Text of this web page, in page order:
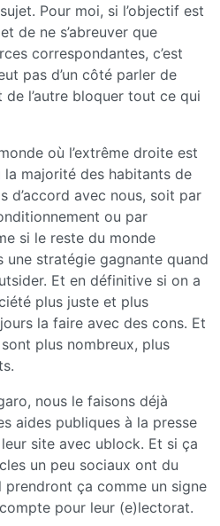
Pour moi, si l’objectif est
de ne s’abreuver que
correspondantes, c’est
pas d’un côté parler de
de l’autre bloquer tout ce qui
où l’extrême droite est
la majorité des habitants de
d’accord avec nous, soit par
ou par
si le reste du monde
une stratégie gagnante quand
Et en définitive si on a
plus juste et plus
la faire avec des cons. Et
sont plus nombreux, plus
nous le faisons déjà
aides publiques à la presse
site avec ublock. Et si ça
un peu sociaux ont du
prendront ça comme un signe
pour leur (e)lectorat.